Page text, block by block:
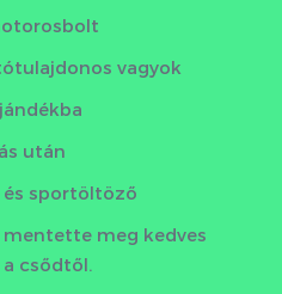
vagyok
után
és sportöltöző
mentette meg kedves
csődtől.